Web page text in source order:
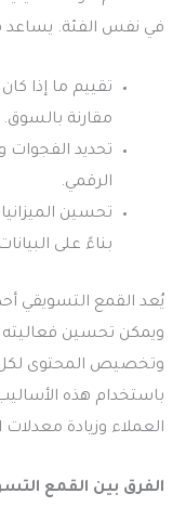
في نفس الفئة. يساعد
تقييم ما إذا
مقارنة بالسوق.
تحديد
الرقمي.
تحسين
بناءً على
يُعد القمع التسويقي
ويمكن تحسين فعاليته
وتخصيص المحتوى لكل
باستخدام هذه
العملاء وزيادة
الفرق بين القمع